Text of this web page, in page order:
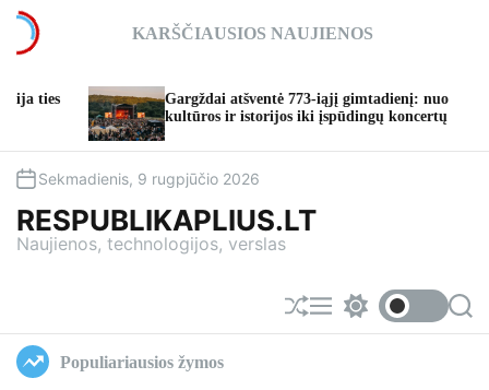
c
KARŠČIAUSIOS NAUJIENOS
Gargždai atšventė 773-iąjį gimtadienį: nuo
kultūros ir istorijos iki įspūdingų koncertų
Sekmadienis, 9 rugpjūčio 2026
RESPUBLIKAPLIUS.LT
Naujienos, technologijos, verslas
S
h
M
e w
S
e
Populiariausios žymos